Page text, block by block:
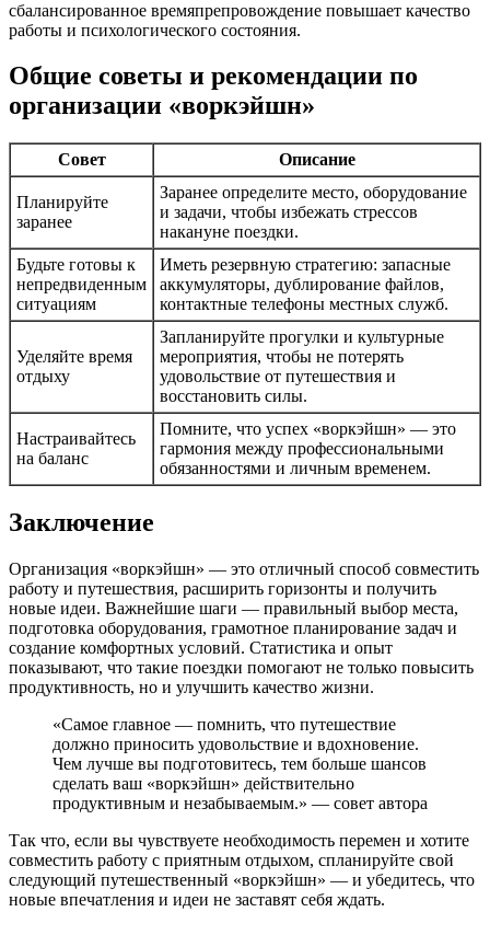
сбалансированное времяпрепровождение повышает качество
работы и психологического состояния.
Общие советы и рекомендации по
организации «воркэйшн»
Совет Описание
Планируйте
заранее
Заранее определите место, оборудование
и задачи, чтобы избежать стрессов
накануне поездки.
Будьте готовы к
непредвиденным
ситуациям
Иметь резервную стратегию: запасные
аккумуляторы, дублирование файлов,
контактные телефоны местных служб.
Уделяйте время
отдыху
Запланируйте прогулки и культурные
мероприятия, чтобы не потерять
удовольствие от путешествия и
восстановить силы.
Настраивайтесь
на баланс
Помните, что успех «воркэйшн» — это
гармония между профессиональными
обязанностями и личным временем.
Заключение
Организация «воркэйшн» — это отличный способ совместить
работу и путешествия, расширить горизонты и получить
новые идеи. Важнейшие шаги — правильный выбор места,
подготовка оборудования, грамотное планирование задач и
создание комфортных условий. Статистика и опыт
показывают, что такие поездки помогают не только повысить
продуктивность, но и улучшить качество жизни.
«Самое главное — помнить, что путешествие
должно приносить удовольствие и вдохновение.
Чем лучше вы подготовитесь, тем больше шансов
сделать ваш «воркэйшн» действительно
продуктивным и незабываемым.» — совет автора
Так что, если вы чувствуете необходимость перемен и хотите
совместить работу с приятным отдыхом, спланируйте свой
следующий путешественный «воркэйшн» — и убедитесь, что
новые впечатления и идеи не заставят себя ждать.